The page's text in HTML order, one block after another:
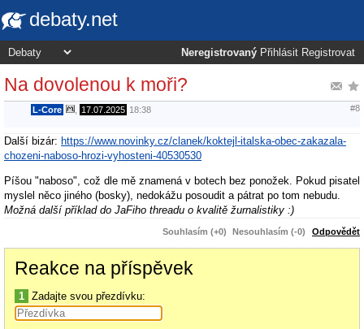
debaty.net
Neregistrovaný Přihlásit Registrovat
Na dovolenou k moři?
L-Core 17.07.2025 18:38 #8
Další bizár: https://www.novinky.cz/clanek/koktejl-italska-obec-zakazala-
chozeni-naboso-hrozi-vyhosteni-40530530
Píšou "naboso", což dle mě znamená v botech bez ponožek. Pokud pisatel
myslel něco jiného (bosky), nedokážu posoudit a pátrat po tom nebudu.
Možná další příklad do JaFiho threadu o kvalitě žurnalistiky :)
Souhlasím (+0) Nesouhlasím (-0) Odpovědět
Reakce na příspěvek
1 Zadajte svou přezdívku: